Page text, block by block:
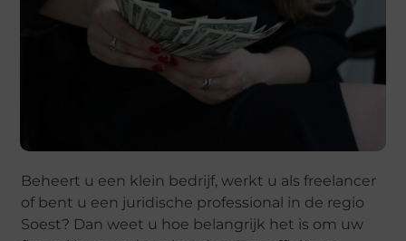
Beheert u een klein bedrijf, werkt u als freelancer
of bent u een juridische professional in de regio
Soest? Dan weet u hoe belangrijk het is om uw